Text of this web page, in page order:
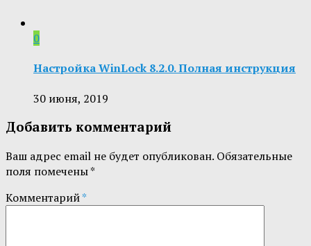
0
Настройка WinLock 8.2.0. Полная инструкция
30 июня, 2019
Добавить комментарий
Ваш адрес email не будет опубликован. Обязательные
поля помечены*
Комментарий*